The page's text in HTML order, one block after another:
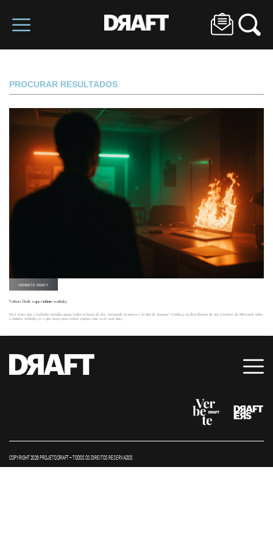
PROCURAR RESULTADOS
VERBETE DRAFT
Verbete Draft: o que é infinite workday
Você sente que o trabalho invadiu quase todas as horas do dia, incluindo as noites e os fins de semana? Conheça as descobertas de um relatório da Microsoft sobre
o infinite workday (e o que fazer para tentar romper esse ciclo sem fim).
COPYRIGHT 2026 PROJETO DRAFT – TODOS OS DIREITOS RESERVADOS